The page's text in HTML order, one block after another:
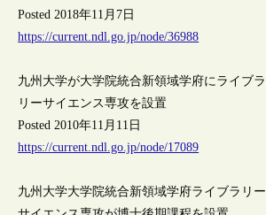
Posted 2018年11月7日
https://current.ndl.go.jp/node/36988
九州大学が大学院統合新領域学府にライブラ
リーサイエンス専攻を設置
Posted 2010年11月11日
https://current.ndl.go.jp/node/17089
九州大学大学院統合新領域学府ライブラリー